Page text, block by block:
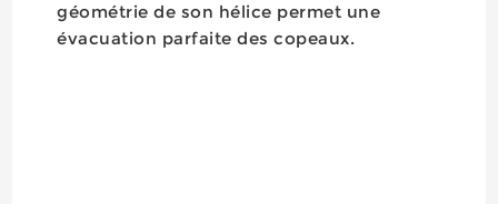
géométrie de son hélice permet une
évacuation parfaite des copeaux.